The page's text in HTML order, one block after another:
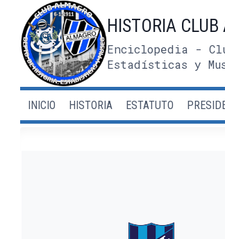
contenido
HISTORIA
Enciclopedia -
Estadísticas y
INICIO HISTORIA ESTATUTO